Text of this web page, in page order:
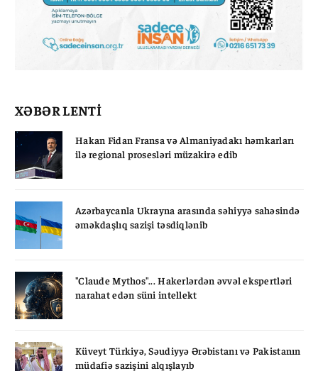
XƏBƏR LENTİ
Hakan Fidan Fransa və Almaniyadakı həmkarları
ilə regional prosesləri müzakirə edib
Azərbaycanla Ukrayna arasında səhiyyə sahəsində
əməkdaşlıq sazişi təsdiqlənib
"Claude Mythos"... Hakerlərdən əvvəl ekspertləri
narahat edən süni intellekt
Küveyt Türkiyə, Səudiyyə Ərəbistanı və Pakistanın
müdafiə sazişini alqışlayıb